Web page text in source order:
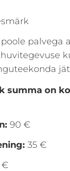
palvega
summa on
90 €
35 €
€